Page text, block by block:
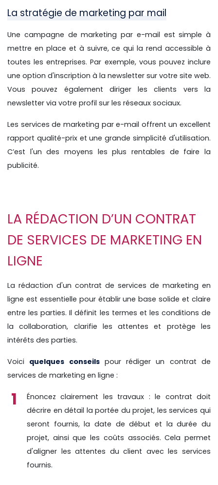
La stratégie de marketing par mail
Une campagne de marketing par e-mail est simple à
mettre en place et à suivre, ce qui la rend accessible à
toutes les entreprises. Par exemple, vous pouvez inclure
une option d'inscription à la newsletter sur votre site web.
Vous pouvez également diriger les clients vers la
newsletter via votre profil sur les réseaux sociaux.
Les services de marketing par e-mail offrent un excellent
rapport qualité-prix et une grande simplicité d'utilisation.
C’est l'un des moyens les plus rentables de faire la
publicité.
LA RÉDACTION D’UN CONTRAT
DE SERVICES DE MARKETING EN
LIGNE
La rédaction d'un contrat de services de marketing en
ligne est essentielle pour établir une base solide et claire
entre les parties. Il définit les termes et les conditions de
la collaboration, clarifie les attentes et protège les
intérêts des parties.
Voici quelques conseilspour rédiger un contrat de
services de marketing en ligne :
Énoncez clairement les travaux : le contrat doit
décrire en détail la portée du projet, les services qui
seront fournis, la date de début et la durée du
projet, ainsi que les coûts associés. Cela permet
d'aligner les attentes du client avec les services
fournis.